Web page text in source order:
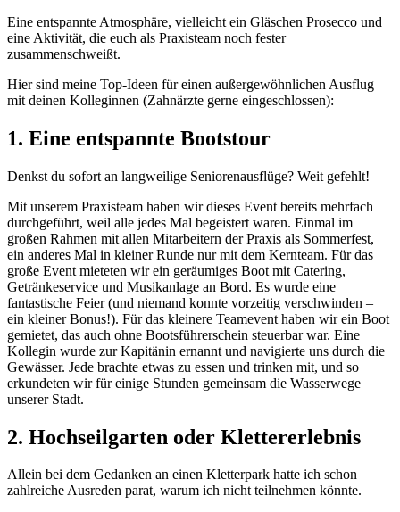
Eine entspannte Atmosphäre, vielleicht ein Gläschen Prosecco und
eine Aktivität, die euch als Praxisteam noch fester
zusammenschweißt.
Hier sind meine Top-Ideen für einen außergewöhnlichen Ausflug
mit deinen Kolleginnen (Zahnärzte gerne eingeschlossen):
1. Eine entspannte Bootstour
Denkst du sofort an langweilige Seniorenausflüge? Weit gefehlt!
Mit unserem Praxisteam haben wir dieses Event bereits mehrfach
durchgeführt, weil alle jedes Mal begeistert waren. Einmal im
großen Rahmen mit allen Mitarbeitern der Praxis als Sommerfest,
ein anderes Mal in kleiner Runde nur mit dem Kernteam. Für das
große Event mieteten wir ein geräumiges Boot mit Catering,
Getränkeservice und Musikanlage an Bord. Es wurde eine
fantastische Feier (und niemand konnte vorzeitig verschwinden –
ein kleiner Bonus!). Für das kleinere Teamevent haben wir ein Boot
gemietet, das auch ohne Bootsführerschein steuerbar war. Eine
Kollegin wurde zur Kapitänin ernannt und navigierte uns durch die
Gewässer. Jede brachte etwas zu essen und trinken mit, und so
erkundeten wir für einige Stunden gemeinsam die Wasserwege
unserer Stadt.
2. Hochseilgarten oder Klettererlebnis
Allein bei dem Gedanken an einen Kletterpark hatte ich schon
zahlreiche Ausreden parat, warum ich nicht teilnehmen könnte.